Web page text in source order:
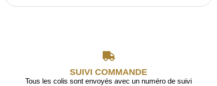
SUIVI COMMANDE
Tous les colis sont envoyés avec un numéro de suivi